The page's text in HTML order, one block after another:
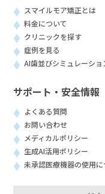
スマイルモア矯正とは
料金について
クリニックを探す
症例を見る
AI歯並びシミュレーショ
サポート・安全情報
よくある質問
お問い合わせ
メディカルポリシー
生成AI活用ポリシー
未承認医療機器の使用に